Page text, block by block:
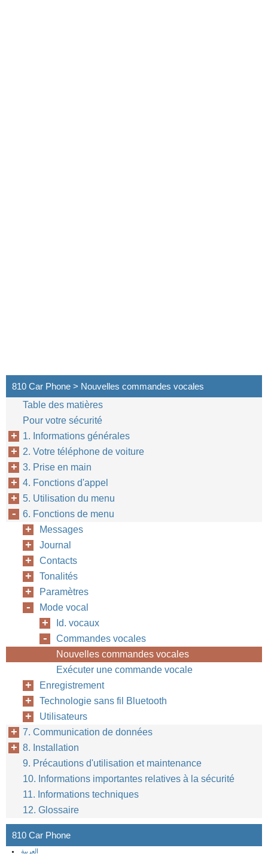
810 Car Phone > Nouvelles commandes vocales
Table des matières
Pour votre sécurité
1. Informations générales
2. Votre téléphone de voiture
3. Prise en main
4. Fonctions d'appel
5. Utilisation du menu
6. Fonctions de menu
Messages
Journal
Contacts
Tonalités
Paramètres
Mode vocal
Id. vocaux
Commandes vocales
Nouvelles commandes vocales
Exécuter une commande vocale
Enregistrement
Technologie sans fil Bluetooth
Utilisateurs
7. Communication de données
8. Installation
9. Précautions d'utilisation et maintenance
10. Informations importantes relatives à la sécurité
11. Informations techniques
12. Glossaire
810 Car Phone
العربية